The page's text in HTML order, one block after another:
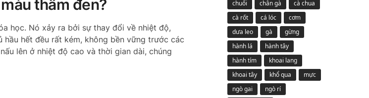
thâm đen?
học. Nó xảy ra bởi sự thay đổi về nhiệt độ,
hầu hết đều rất kém, không bền vững trước các
lên ở nhiệt độ cao và thời gian dài, chúng
chuối
chân gà
cà chua
cà rốt
cá lóc
cơm
dưa leo
gà
gừng
hành lá
hành tây
hành tím
khoai lang
khoai tây
khổ qua
mực
ngò gai
ngò rí